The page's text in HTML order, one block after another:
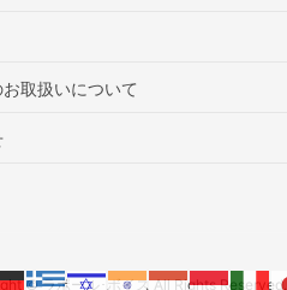
取扱いについて
© ラポール･ボイス All Rights Reserved.